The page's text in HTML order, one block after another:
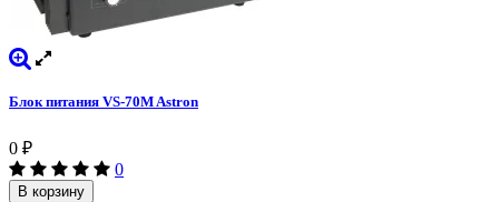
Блок питания VS-70M Astron
0 ₽
0
В корзину